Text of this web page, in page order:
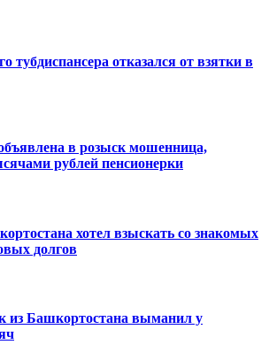
тубдиспансера отказался от взятки в
в розыск мошенница,
рублей пенсионерки
хотел взыскать со знакомых
долгов
из Башкортостана выманил у